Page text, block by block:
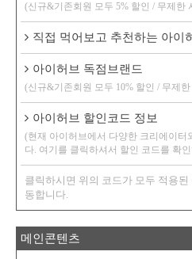
(신규&기존회원 모두 5% 할인 / 무제한
직접 먹어보고 추천하는 아이
아이허브 독점브랜드
(신규&기존회원 모두 10% 할인 / 무제
아이허브 할인코드 정보
(현재 아이허브에서 다양한 크리에이터
다. 여기를 클릭하셔서 할인 코드를 확
클릭하시면 위의 코드가 모두 적용된
동합니다.
메인콘텐츠